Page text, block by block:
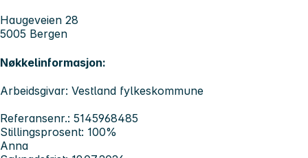
Haugeveien 28
5005 Bergen
Nøkkelinformasjon:
Arbeidsgivar: Vestland fylkeskommune
Referansenr.: 5145968485
Stillingsprosent: 100%
Anna